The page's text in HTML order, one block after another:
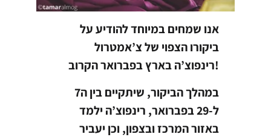
אנו שמחים במיוחד להודיע על
ביקורו הצפוי של צ’אמטרול
רינפוצ’ה בארץ בפברואר הקרוב!
במהלך הביקור, שיתקיים בין ה7
ל-29 בפברואר, רינפוצ’ה ילמד
באזור המרכז ובצפון, וכן יעביר